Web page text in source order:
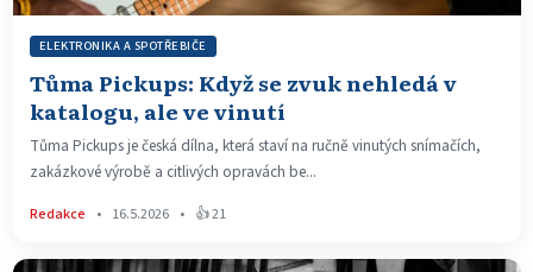
ELEKTRONIKA A SPOTŘEBIČE
Tůma Pickups: Když se zvuk nehledá v
katalogu, ale ve vinutí
Tůma Pickups je česká dílna, která staví na ručně vinutých snímačích,
zakázkové výrobě a citlivých opravách be...
Redakce • 16.5.2026 • 👍 21